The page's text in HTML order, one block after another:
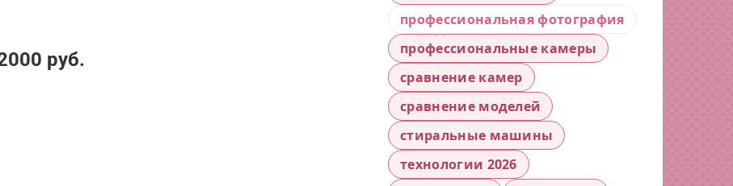
руб.
профессиональная фотография
профессиональные камеры
сравнение камер
сравнение моделей
стиральные машины
технологии 2026